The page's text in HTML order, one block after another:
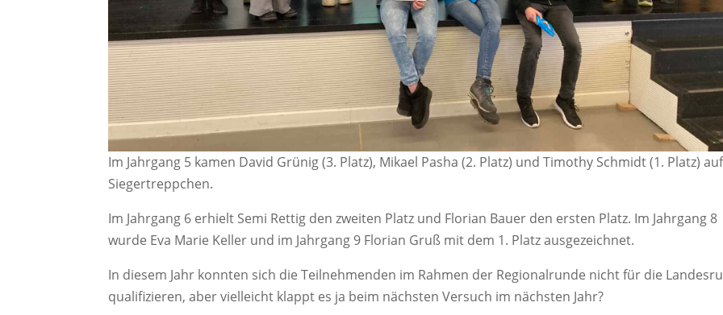
Im Jahrgang 5 kamen David Grünig (3. Platz), Mikael Pasha (2. Platz) und Timothy Schmidt (1. Platz)
Siegertreppchen.
Im Jahrgang 6 erhielt Semi Rettig den zweiten Platz und Florian Bauer den ersten Platz. Im Jahrgang 8
wurde Eva Marie Keller und im Jahrgang 9 Florian Gruß mit dem 1. Platz ausgezeichnet.
In diesem Jahr konnten sich die Teilnehmenden im Rahmen der Regionalrunde nicht für die
qualifizieren, aber vielleicht klappt es ja beim nächsten Versuch im nächsten Jahr?